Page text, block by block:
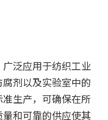
泛应用于纺织工业
剂以及实验室中的
生产，可确保在所
和可靠的供应使其